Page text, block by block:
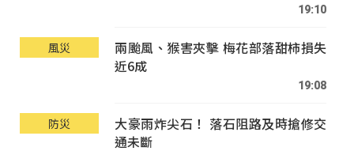
19:10
風災
兩颱風、猴害夾擊 梅花部落甜柿損失
近6成
19:08
防災
大豪雨炸尖石！ 落石阻路及時搶修交
通未斷